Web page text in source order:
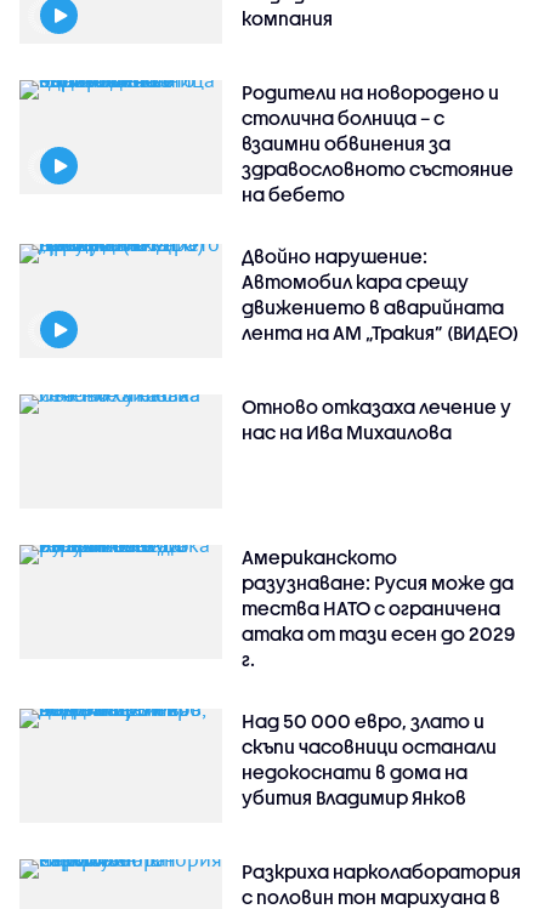
компания
Родители на новородено и
столична болница – с
взаимни обвинения за
здравословното състояние
на бебето
Двойно нарушение:
Автомобил кара срещу
движението в аварийната
лента на АМ „Тракия” (ВИДЕО)
Отново отказаха лечение у
нас на Ива Михаилова
Американското
разузнаване: Русия може да
тества НАТО с ограничена
атака от тази есен до 2029
г.
Над 50 000 евро, злато и
скъпи часовници останали
недокоснати в дома на
убития Владимир Янков
Разкриха нарколаборатория
с половин тон марихуана в